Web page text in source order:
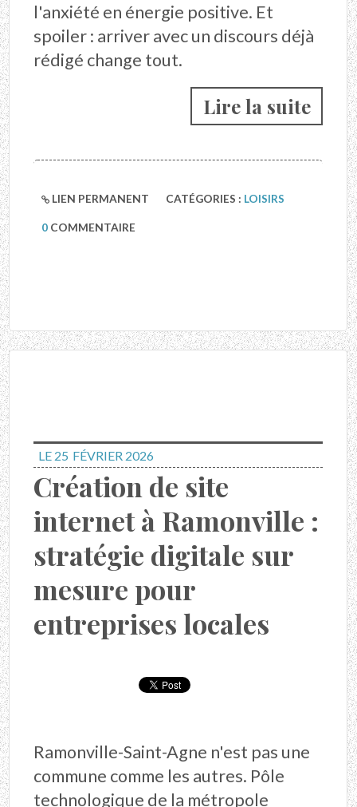
l'anxiété en énergie positive. Et
spoiler : arriver avec un discours déjà
rédigé change tout.
Lire la suite
LIEN PERMANENT CATÉGORIES : LOISIRS
0 COMMENTAIRE
LE 25 FÉVRIER 2026
Création de site
internet à Ramonville :
stratégie digitale sur
mesure pour
entreprises locales
Ramonville-Saint-Agne n'est pas une
commune comme les autres. Pôle
technologique de la métropole